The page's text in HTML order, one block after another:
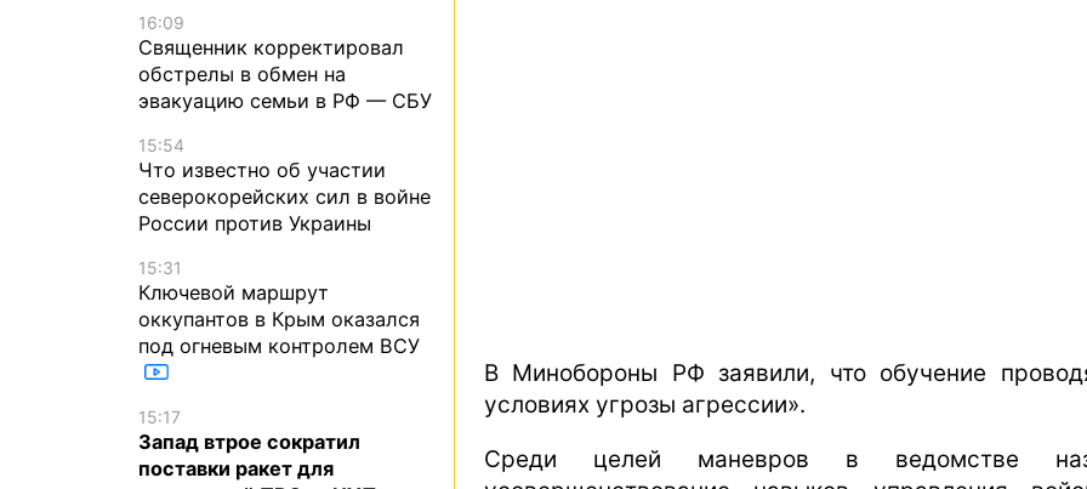
В Минобороны РФ заявили, что обучение
условиях угрозы агрессии».
Среди целей маневров в ведомстве
16:09
Священник корректировал
обстрелы в обмен на
эвакуацию семьи в РФ — СБУ
15:54
Что известно об участии
северокорейских сил в войне
России против Украины
15:31
Ключевой маршрут
оккупантов в Крым оказался
под огневым контролем ВСУ
15:17
Запад втрое сократил
поставки ракет для